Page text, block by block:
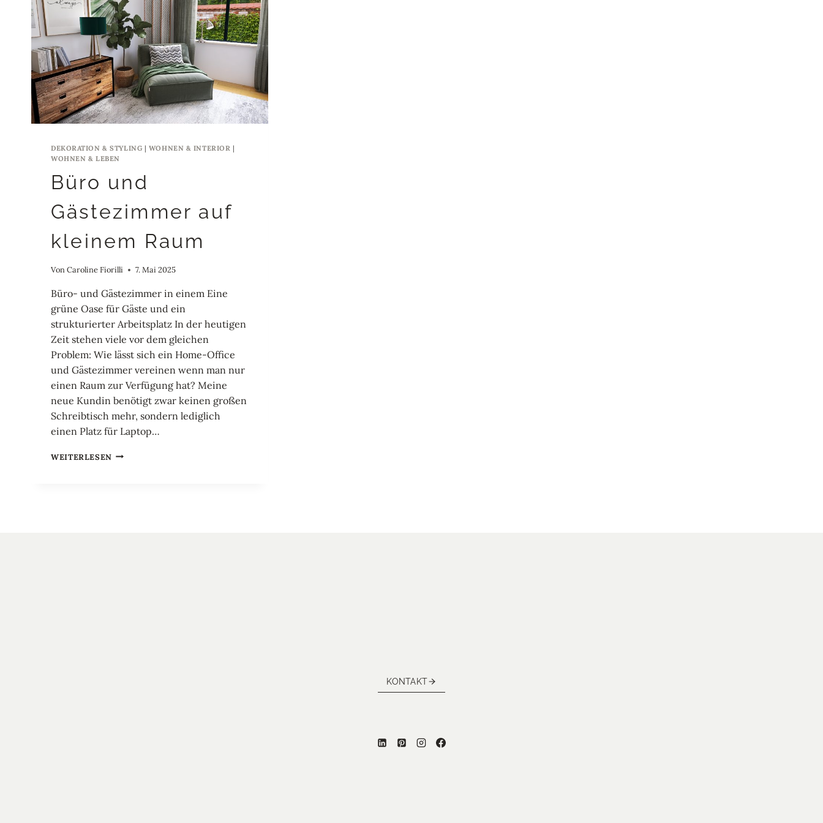
DEKORATION & STYLING| WOHNEN & INTERIOR |
WOHNEN & LEBEN
Büro und
Gästezimmer auf
kleinem Raum
VonCaroline Fiorilli 7. Mai 2025
Büro- und Gästezimmer in einem Eine
grüne Oase für Gäste und ein
strukturierter Arbeitsplatz In der heutigen
Zeit stehen viele vor dem gleichen
Problem: Wie lässt sich ein Home-Office
und Gästezimmer vereinen wenn man nur
einen Raum zur Verfügung hat? Meine
neue Kundin benötigt zwar keinen großen
Schreibtisch mehr, sondern lediglich
einen Platz für Laptop…
WEITERLESEN BÜRO
KONTAKT